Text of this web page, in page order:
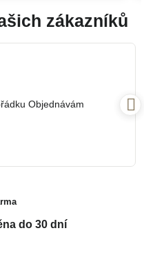
zákazníků
Objednávám
do 30 dní